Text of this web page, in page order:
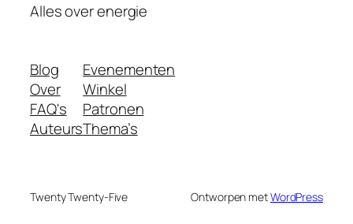
Alles over energie
Blog
Over
FAQ's
Auteurs
Evenementen
Winkel
Patronen
Thema’s
Twenty Twenty-Five Ontworpen metWordPress